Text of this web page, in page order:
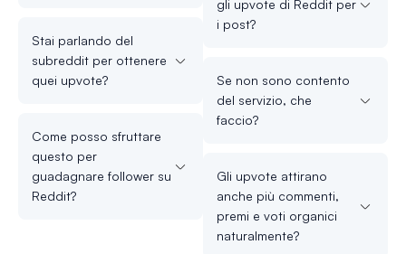
Stai parlando del
subreddit per ottenere
quei upvote?
Come posso sfruttare
questo per
guadagnare follower su
Reddit?
gli upvote di Reddit per
i post?
Se non sono contento
del servizio, che
faccio?
Gli upvote attirano
anche più commenti,
premi e voti organici
naturalmente?